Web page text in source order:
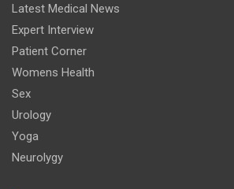
Latest Medical News
Expert Interview
Patient Corner
Womens Health
Sex
Urology
Yoga
Neurolygy